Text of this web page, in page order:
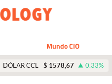
Mundo CIO
DÓLAR CCL $ 1578,67 0.33%